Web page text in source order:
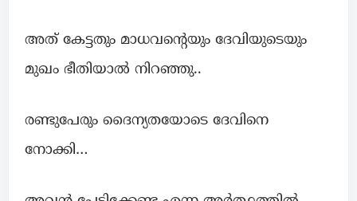
അത് കേട്ടതും മാധവന്റെയും ദേവിയുടെയും
മുഖം ഭീതിയാൽ നിറഞ്ഞു..
രണ്ടുപേരും ദൈന്യതയോടെ ദേവിനെ
നോക്കി…